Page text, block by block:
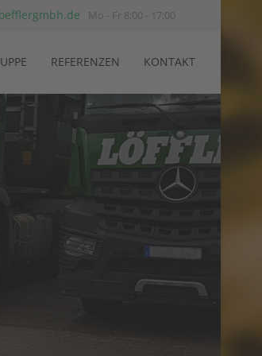
Mo - Fr 8:00 - 17:00
REFERENZEN KONTAKT